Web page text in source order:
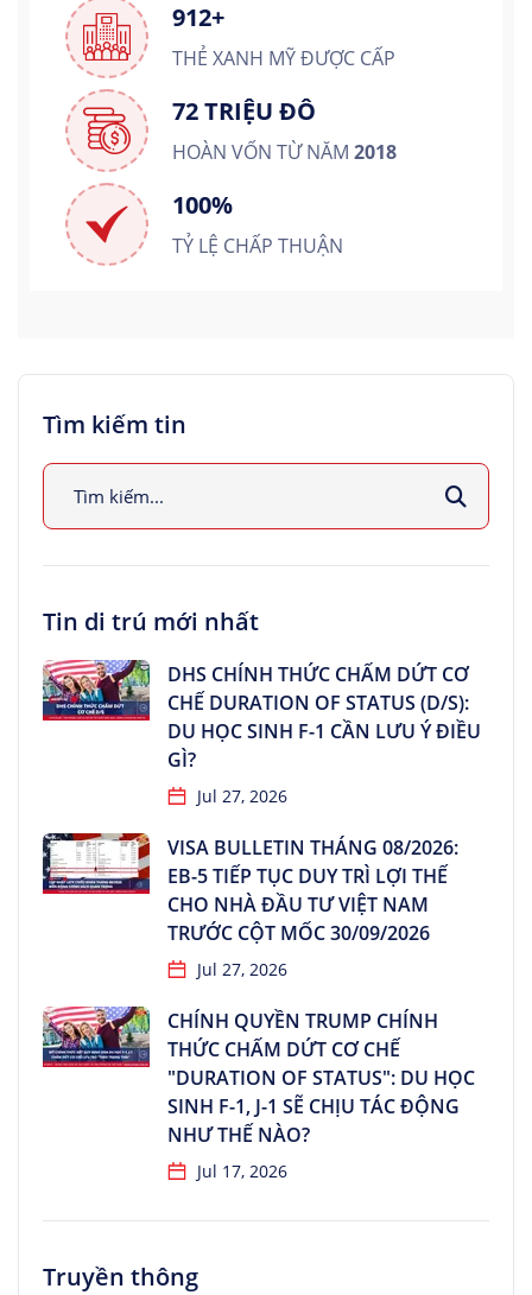
912+
THẺ XANH MỸ ĐƯỢC CẤP
72 TRIỆU ĐÔ
HOÀN VỐN TỪ NĂM 2018
100%
TỶ LỆ CHẤP THUẬN
Tìm kiếm tin
Tin di trú mới nhất
DHS CHÍNH THỨC CHẤM DỨT CƠ
CHẾ DURATION OF STATUS (D/S):
DU HỌC SINH F-1 CẦN LƯU Ý ĐIỀU
GÌ?
Jul 27, 2026
VISA BULLETIN THÁNG 08/2026:
EB-5 TIẾP TỤC DUY TRÌ LỢI THẾ
CHO NHÀ ĐẦU TƯ VIỆT NAM
TRƯỚC CỘT MỐC 30/09/2026
Jul 27, 2026
CHÍNH QUYỀN TRUMP CHÍNH
THỨC CHẤM DỨT CƠ CHẾ
"DURATION OF STATUS": DU HỌC
SINH F-1, J-1 SẼ CHỊU TÁC ĐỘNG
NHƯ THẾ NÀO?
Jul 17, 2026
Truyền thông